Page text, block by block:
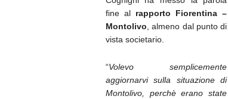
fine al rapporto Fiorentina –
Montolivo, almeno dal punto di
vista societario.
“Volevo semplicemente
aggiornarvi sulla situazione di
Montolivo, perchè erano state